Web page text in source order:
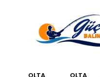
OLTA
OLTA